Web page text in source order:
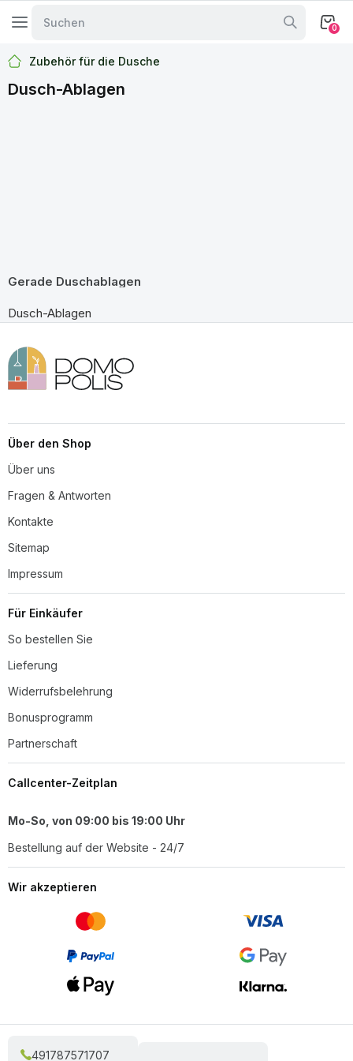
0
Zubehör für die Dusche
Dusch-Ablagen
Gerade Duschablagen
Dusch-Ablagen
Über den Shop
Über uns
Fragen & Antworten
Kontakte
Sitemap
Impressum
Für Einkäufer
So bestellen Sie
Lieferung
Widerrufsbelehrung
Bonusprogramm
Partnerschaft
Callcenter-Zeitplan
Mo-So, von 09:00 bis 19:00 Uhr
Bestellung auf der Website - 24/7
Wir akzeptieren
491787571707